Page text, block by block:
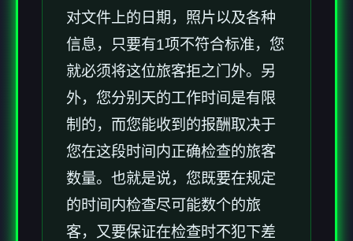
对文件上的日期，照片以及各种
信息，只要有1项不符合标准，您
就必须将这位旅客拒之门外。另
外，您分别天的工作时间是有限
制的，而您能收到的报酬取决于
您在这段时间内正确检查的旅客
数量。也就是说，您既要在规定
的时间内检查尽可能数个的旅
客，又要保证在检查时不犯下差